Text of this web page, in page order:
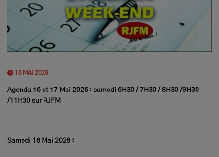
16 MAI 2026
Agenda 16 et 17 Mai 2026 : samedi 6H30 / 7H30 / 8H30 /9H30
/11H30 sur RJFM
Samedi 16 Mai 2026 :